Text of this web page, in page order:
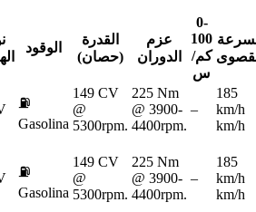
الوقود
القدرة
(حصان)
عزم
الدوران
0-
100
كم/
س
⛽
Gasolina
149 CV
@
5300rpm.
225 Nm
@ 3900-
4400rpm.
–
185
km/h
km/h
⛽
Gasolina
149 CV
@
5300rpm.
225 Nm
@ 3900-
4400rpm.
–
185
km/h
km/h